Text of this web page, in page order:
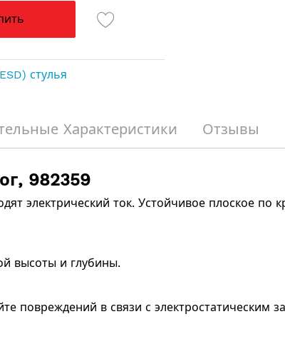
стулья
982359
электрический ток. Устойчивое плоское по
высоты и глубины.
повреждений в связи с электростатическим
Характеристики Отзывы